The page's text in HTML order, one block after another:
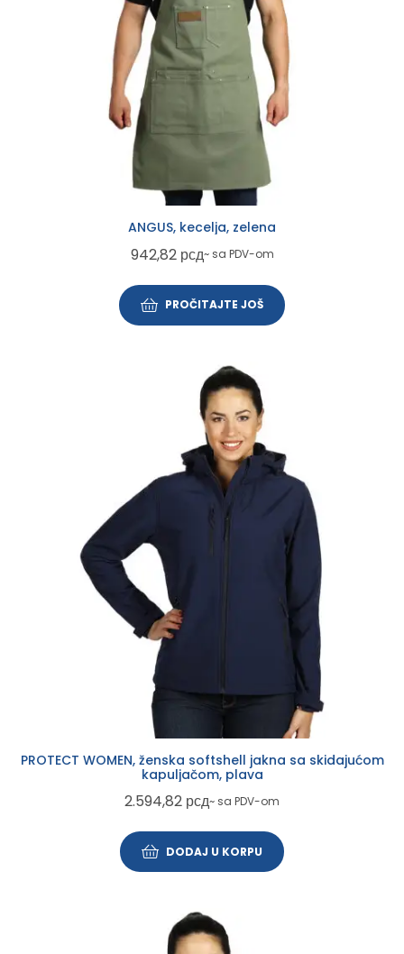
ANGUS, kecelja, zelena
942,82 рсд~ sa PDV-om
PROČITAJTE JOŠ
PROTECT WOMEN, ženska softshell jakna sa skidajućom
kapuljačom, plava
2.594,82 рсд~ sa PDV-om
DODAJ U KORPU